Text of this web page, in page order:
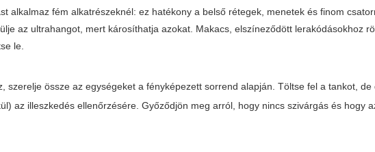
alkalmaz fém alkatrészeknél: ez hatékony a belső rétegek, menetek és finom
az ultrahangot, mert károsíthatja azokat. Makacs, elszíneződött lerakódásokhoz
le.
szerelje össze az egységeket a fényképezett sorrend alapján. Töltse fel a tankot, de
az illeszkedés ellenőrzésére. Győződjön meg arról, hogy nincs szivárgás és hogy